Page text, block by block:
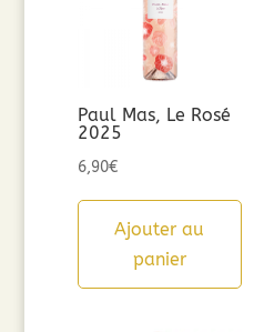
Paul Mas, Le Rosé
2025
6,90€
Ajouter au
panier